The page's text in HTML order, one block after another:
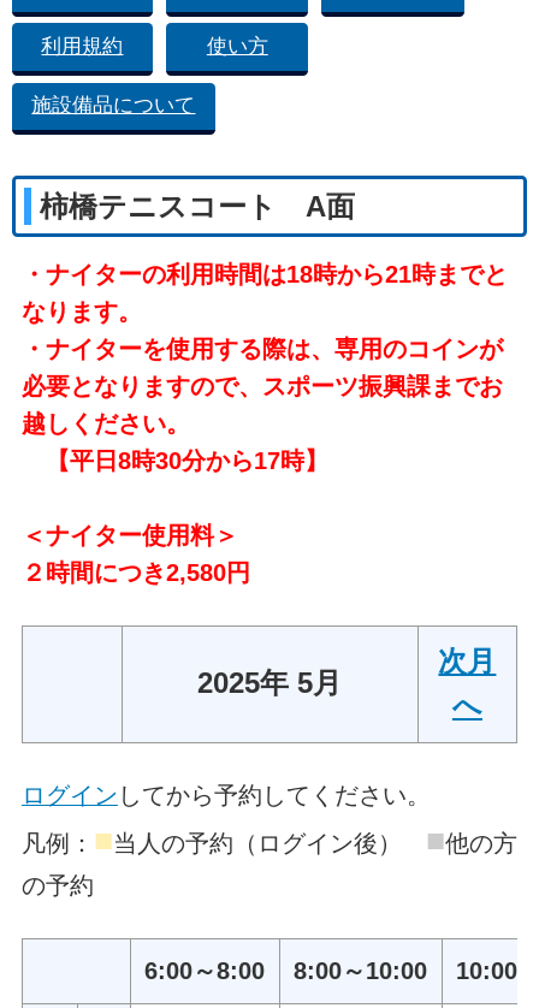
利用規約 使い方
施設備品について
柿橋テニスコート A面
・ナイターの利用時間は18時から21時までと
なります。
・ナイターを使用する際は、専用のコインが
必要となりますので、スポーツ振興課までお
越しください。
【平日8時30分から17時】
＜ナイター使用料＞
２時間につき2,580円
2025年 5月
次月
へ
ログイン してから予約してください。
凡例： ■当人の予約（ログイン後） ■他の方
の予約
6:00～8:00 8:00～10:00 10:00